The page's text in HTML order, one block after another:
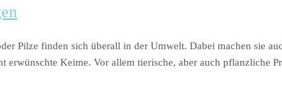
Pilze finden sich überall in der Umwelt. Dabei machen sie
Keime. Vor allem tierische, aber auch pflanzliche